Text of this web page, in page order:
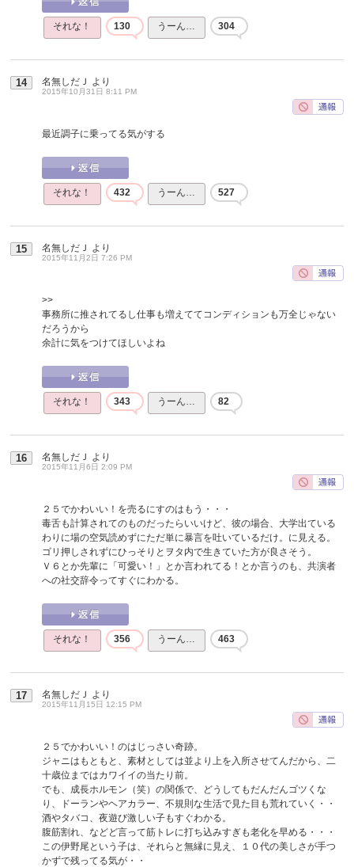
それな！ 130 うーん… 304
14 名無しだＪ より
2015年10月31日 8:11 PM
最近調子に乗ってる気がする
それな！ 432 うーん… 527
15 名無しだＪ より
2015年11月2日 7:26 PM
>>
事務所に推されてるし仕事も増えててコンディションも万全じゃない
だろうから
余計に気をつけてほしいよね
それな！ 343 うーん… 82
16 名無しだＪ より
2015年11月6日 2:09 PM
２５でかわいい！を売るにすのはもう・・・
毒舌も計算されてのものだったらいいけど、彼の場合、大学出ている
わりに場の空気読めずにただ単に暴言を吐いているだけ。に見える。
ゴリ押しされずにひっそりとヲタ内で生きていた方が良さそう。
Ｖ６とか先輩に「可愛い！」とか言われてる！とか言うのも、共演者
への社交辞令ってすぐにわかる。
それな！ 356 うーん… 463
17 名無しだＪ より
2015年11月15日 12:15 PM
２５でかわいい！のはじっさい奇跡。
ジャニはもともと、素材としては並より上を入所させてんだから、二
十歳位まではカワイイの当たり前。
でも、成長ホルモン（笑）の関係で、どうしてもだんだんゴツくな
り、ドーランやヘアカラー、不規則な生活で見た目も荒れていく・・
酒やタバコ、夜遊び激しい子もすぐわかる。
腹筋割れ、などど言って筋トレに打ち込みすぎも老化を早める・・・
この伊野尾という子は、それらと無縁に見え、１０代の美しさが手つ
かずで残ってる気が・・